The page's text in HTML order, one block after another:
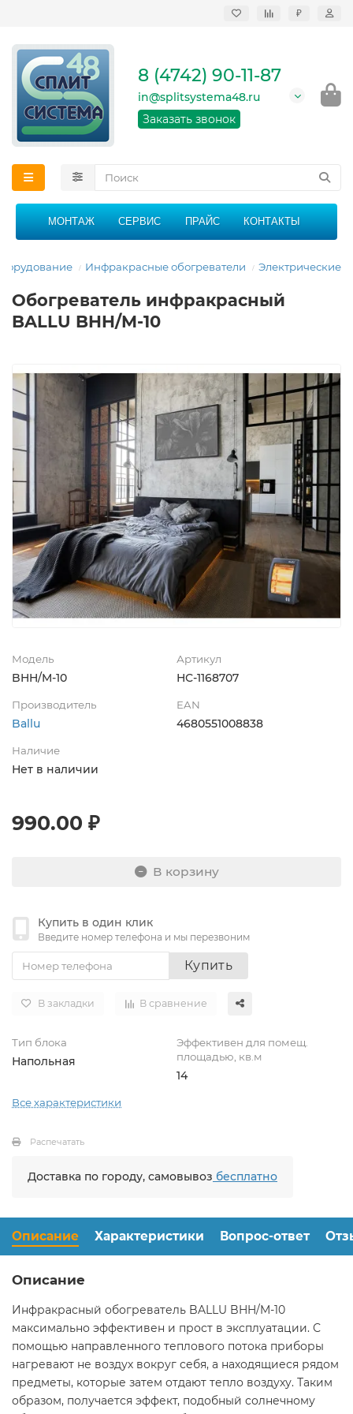
₽
кондиционеров в
области
График работы: 9:00 -
21:00 без перерыва и
8 (4742) 90-11-87
in@splitsystema48.ru
Заказать звонок
МОНТАЖ СЕРВИС ПРАЙС КОНТАКТЫ
Инфракрасные обогреватели Электрические
Обогреватель инфракрасный
BALLU BHH/M-10
Модель
BHH/M-10
Артикул
НС-1168707
Производитель
Ballu
EAN
4680551008838
Наличие
Нет в наличии
990.00 ₽
В корзину
Купить в один клик
Введите номер телефона и мы перезвоним
Купить
В закладки В сравнение
Тип блока
Напольная
Эффективен для помещ.
площадью, кв.м
14
Все характеристики
Распечатать
Доставка по городу, самовывоз бесплатно
Описание Характеристики Вопрос-ответ
Описание
Инфракрасный обогреватель BALLU BHH/M-10
максимально эффективен и прост в эксплуатации. С
помощью направленного теплового потока приборы
нагревают не воздух вокруг себя, а находящиеся рядом
предметы, которые затем отдают тепло воздуху. Таким
образом, получается эффект, подобный солнечному